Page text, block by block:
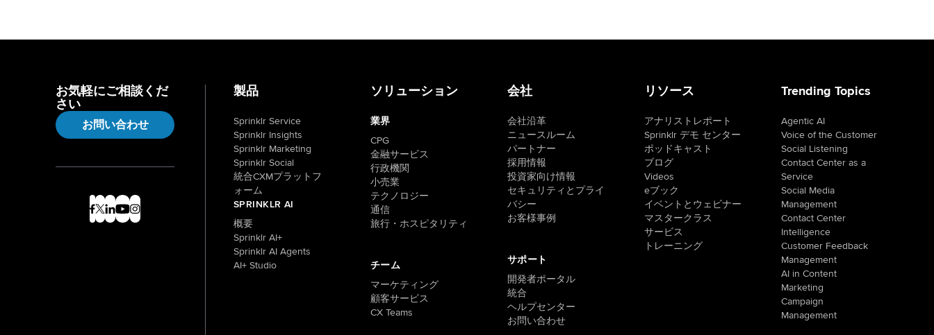
お気軽にご相談くだ
さい
お問い合わせ
製品
Sprinklr Service
Sprinklr Insights
Sprinklr Marketing
Sprinklr Social
統合CXMプラットフ
ォーム
SPRINKLR AI
概要
Sprinklr AI+
Sprinklr AI Agents
AI+ Studio
ソリューション
業界
CPG
金融サービス
行政機関
小売業
テクノロジー
通信
旅行・ホスピタリティ
チーム
マーケティング
顧客サービス
CX Teams
会社
会社沿革
ニュースルーム
パートナー
採用情報
投資家向け情報
セキュリティとプライ
バシー
お客様事例
サポート
開発者ポータル
統合
ヘルプセンター
お問い合わせ
リソース
アナリストレポート
Sprinklr デモ センター
ポッドキャスト
ブログ
Videos
eブック
イベントとウェビナー
マスタークラス
サービス
トレーニング
Trending Topics
Agentic AI
Voice of the Customer
Social Listening
Contact Center as a
Service
Social Media
Management
Contact Center
Intelligence
Customer Feedback
Management
AI in Content
Marketing
Campaign
Management